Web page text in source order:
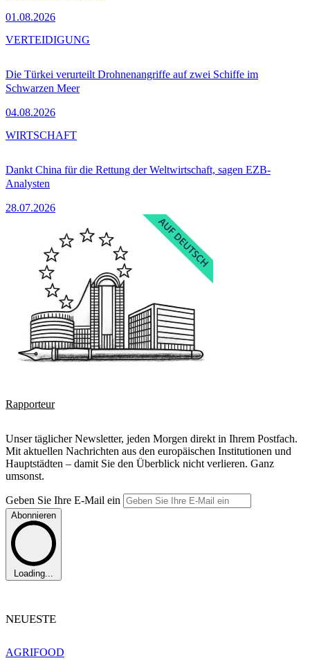
01.08.2026
Die Türkei verurteilt Drohnenangriffe auf zwei Schiffe im
Schwarzen Meer
04.08.2026
VERTEIDIGUNG
Dankt China für die Rettung der Weltwirtschaft, sagen EZB-
Analysten
28.07.2026
WIRTSCHAFT
Rapporteur
Unser täglicher Newsletter, jeden Morgen direkt in Ihrem Postfach.
Mit aktuellen Nachrichten aus den europäischen Institutionen und
Hauptstädten – damit Sie den Überblick nicht verlieren. Ganz
umsonst.
Geben Sie Ihre E-Mail ein
Abonnieren
Loading...
NEUESTE
AGRIFOOD